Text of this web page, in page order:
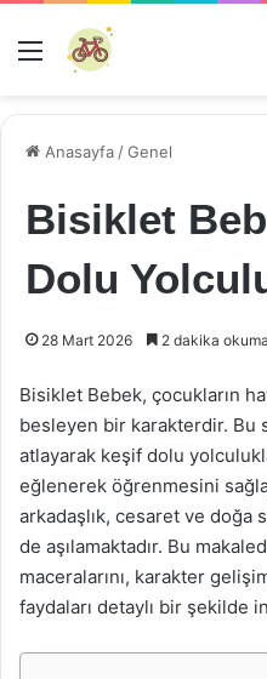
Menü
Anasayfa /Genel
Bisiklet
Dolu
28 Mart 2026 2 dakika
Bisiklet Bebek, çocukların
besleyen bir karakterdir. Bu
atlayarak keşif dolu
eğlenerek öğrenmesini
arkadaşlık, cesaret ve
de aşılamaktadır. Bu
maceralarını, karakter
faydaları detaylı bir şekilde